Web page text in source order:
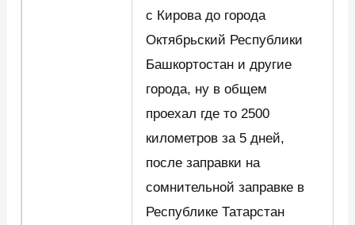
с Кирова до города
Октябрьский Республики
Башкортостан и другие
города, ну в общем
проехал где то 2500
километров за 5 дней,
после заправки на
сомнительной заправке в
Республике Татарстан